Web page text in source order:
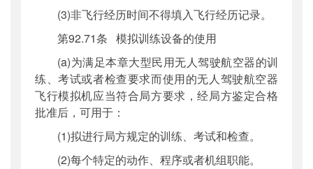
(3)非飞行经历时间不得填入飞行经历记录。
第92.71条 模拟训练设备的使用
(a)为满足本章大型民用无人驾驶航空器的训
练、考试或者检查要求而使用的无人驾驶航空器
飞行模拟机应当符合局方要求，经局方鉴定合格
批准后，可用于：
(1)拟进行局方规定的训练、考试和检查。
(2)每个特定的动作、程序或者机组职能。